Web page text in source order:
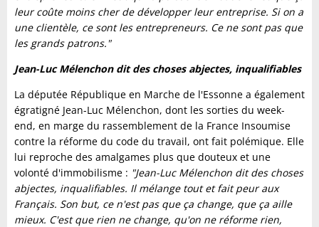
leur coûte moins cher de développer leur entreprise. Si on a
une clientèle, ce sont les entrepreneurs. Ce ne sont pas que
les grands patrons."
Jean-Luc Mélenchon dit des choses abjectes, inqualifiables
La députée République en Marche de l'Essonne a également
égratigné Jean-Luc Mélenchon, dont les sorties du week-
end, en marge du rassemblement de la France Insoumise
contre la réforme du code du travail, ont fait polémique. Elle
lui reproche des amalgames plus que douteux et une
volonté d'immobilisme : "Jean-Luc Mélenchon dit des choses
abjectes, inqualifiables. Il mélange tout et fait peur aux
Français. Son but, ce n'est pas que ça change, que ça aille
mieux. C'est que rien ne change, qu'on ne réforme rien,